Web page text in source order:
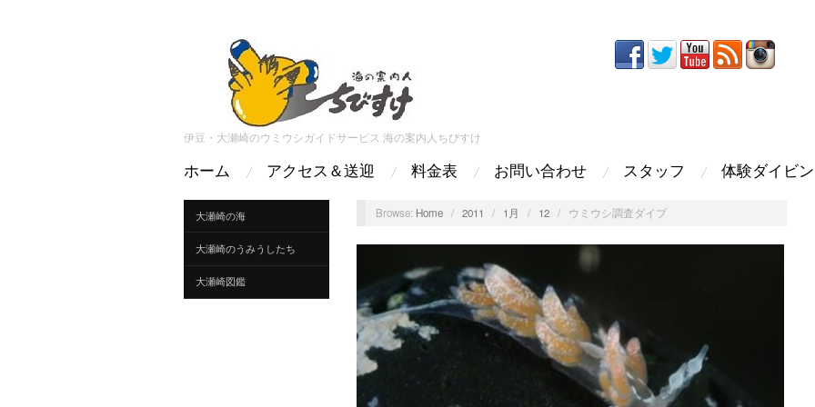
伊豆・大瀬崎のウミウシガイドサービス 海の案内人ちびすけ
ホーム アクセス＆送迎 料金表 お問い合わせ スタッフ 体験ダイビ
大瀬崎の海
大瀬崎のうみうしたち
大瀬崎図鑑
Browse: Home / 2011 / 1月 / 12 / ウミウシ調査ダイブ